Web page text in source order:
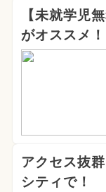
【未就学児
がオススメ！
アクセス抜
シティで！